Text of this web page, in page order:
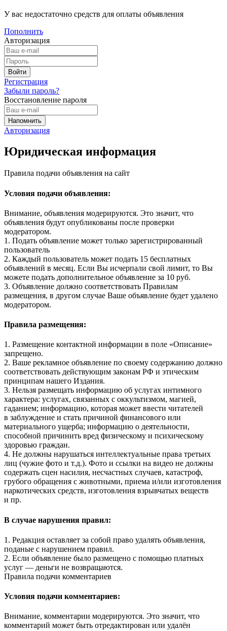
У вас недостаточно средств для оплаты объявления
Пополнить
Авторизация
Регистрация
Забыли пароль?
Восстановление пароля
Авторизация
Юридическая информация
Правила подачи объявления на сайт
Условия подачи объявления:
Внимание, объявления модерируются. Это значит, что
объявления будут опубликованы после проверки
модератором.
1. Подать объявление может только зарегистрированный
пользователь
2. Каждый пользователь может подать 15 бесплатных
объявлений в месяц. Если Вы исчерпали свой лимит, то Вы
можете подать дополнительное объявление за 10 руб.
3. Объявление должно соответствовать Правилам
размещения, в другом случае Ваше объявление будет удалено
модератором.
Правила размещения:
1. Размещение контактной информации в поле «Описание»
запрещено.
2. Ваше рекламное объявление по своему содержанию должно
соответствовать действующим законам РФ и этическим
принципам нашего Издания.
3. Нельзя размещать информацию об услугах интимного
характера: услугах, связанных с оккультизмом, магией,
гаданием; информацию, которая может ввести читателей
в заблуждение и стать причиной финансового или
материального ущерба; информацию о деятельности,
способной причинить вред физическому и психическому
здоровью граждан.
4. Не должны нарушаться интеллектуальные права третьих
лиц (чужие фото и т.д.). Фото и ссылки на видео не должны
содержать сцен насилия, несчастных случаев, катастроф,
грубого обращения с животными, приема и/или изготовления
наркотических средств, изготовления взрывчатых веществ
и пр.
В случае нарушения правил:
1. Редакция оставляет за собой право удалять объявления,
поданые с нарушением правил.
2. Если объявление было размещено с помощью платных
услуг — деньги не возвращаются.
Правила подачи комментариев
Условия подачи комментариев:
Внимание, комментарии модерируются. Это значит, что
комментарий может быть отредактирован или удалён